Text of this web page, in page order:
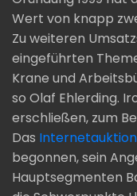
Wert von knapp
Zu weiteren
eingeführten
Krane und
so Olaf Ehlerding.
erschließen, zum
Das
begonnen, sein
Hauptsegmenten